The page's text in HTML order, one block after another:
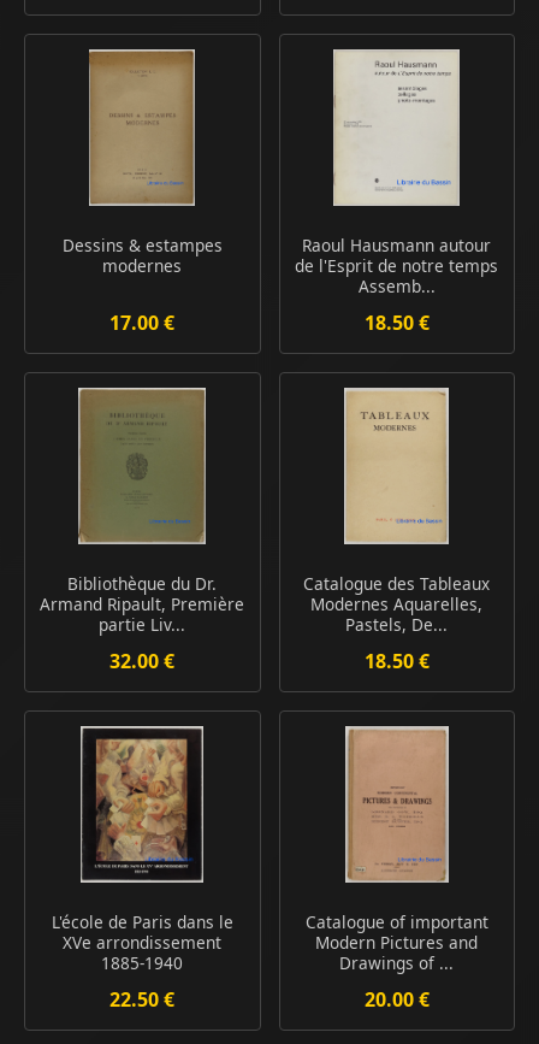
Dessins & estampes
modernes
17.00 €
Raoul Hausmann autour
de l'Esprit de notre temps
Assemb...
18.50 €
Bibliothèque du Dr.
Armand Ripault, Première
partie Liv...
32.00 €
Catalogue des Tableaux
Modernes Aquarelles,
Pastels, De...
18.50 €
L'école de Paris dans le
XVe arrondissement
1885-1940
22.50 €
Catalogue of important
Modern Pictures and
Drawings of ...
20.00 €